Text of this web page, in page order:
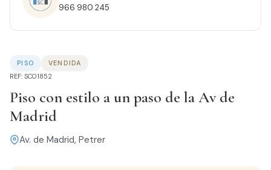
PISO
VENDIDA
REF: SC01852
Piso con estilo a un paso de la Av de
Madrid
Av. de Madrid, Petrer
966 980 245